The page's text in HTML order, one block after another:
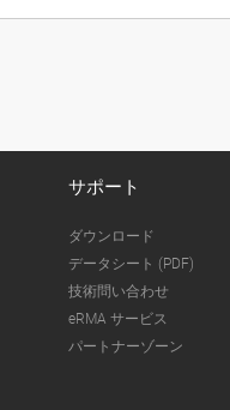
サポート
ダウンロード
データシート (PDF)
技術問い合わせ
eRMA サービス
パートナーゾーン